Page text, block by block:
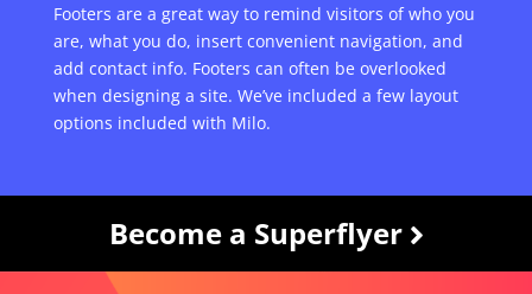
Footers are a great way to remind visitors of who you
are, what you do, insert convenient navigation, and
add contact info. Footers can often be overlooked
when designing a site. We’ve included a few layout
options included with Milo.
Become a Superflyer